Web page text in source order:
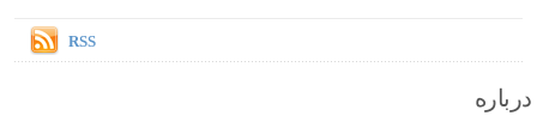
RSS
درباره